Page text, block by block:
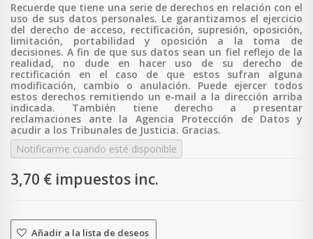
Recuerde que tiene una serie de derechos en relación con el
uso de sus datos personales. Le garantizamos el ejercicio
del derecho de acceso, rectificación, supresión, oposición,
limitación, portabilidad y oposición a la toma de
decisiones. A fin de que sus datos sean un fiel reflejo de la
realidad, no dude en hacer uso de su derecho de
rectificación en el caso de que estos sufran alguna
modificación, cambio o anulación. Puede ejercer todos
estos derechos remitiendo un e-mail a la dirección arriba
indicada. También tiene derecho a p resentar
reclamaciones ante la Agencia Protección de Datos y
acudir a los Tribunales de Justicia. Gracias.
Notificarme cuando esté disponible
3,70 € impuestos inc.
Añadir a la lista de deseos